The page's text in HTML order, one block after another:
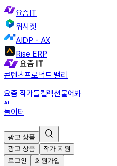
요즘IT
위시켓
AIDP - AX
Rise ERP
콘텐츠프로덕트 밸리
요즘 작가들컬렉션물어봐
놀이터
광고 상품
광고 상품
작가 지원
로그인
회원가입